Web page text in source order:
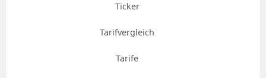
Ticker
Tarifvergleich
Tarife